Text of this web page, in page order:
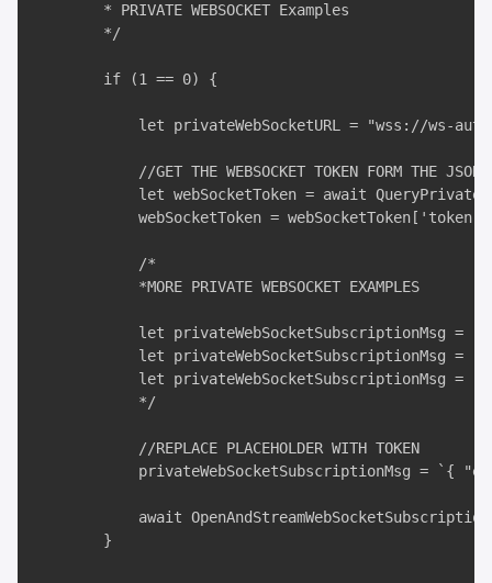
        * PRIVATE WEBSOCKET Examples
        */
        if (1 == 0) {
let privateWebSocketURL = "wss://ws-
//GET THE WEBSOCKET TOKEN FORM THE
let webSocketToken = await
webSocketToken =
            /*
            *MORE PRIVATE WEBSOCKET EXAMPLES
let privateWebSocketSubscriptionMsg =
let privateWebSocketSubscriptionMsg =
let privateWebSocketSubscriptionMsg =
            */
            //REPLACE PLACEHOLDER WITH TOKEN
privateWebSocketSubscriptionMsg = `{
await
        }